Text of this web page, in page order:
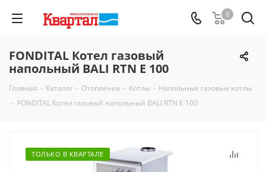
0
FONDITAL Котел газовый
напольный BALI RTN E 100
Главная - Каталог - Отопление - Котлы - Напольные газовые котлы
- FONDITAL Котел газовый напольный BALI RTN E 100
ТОЛЬКО В КВАРТАЛЕ